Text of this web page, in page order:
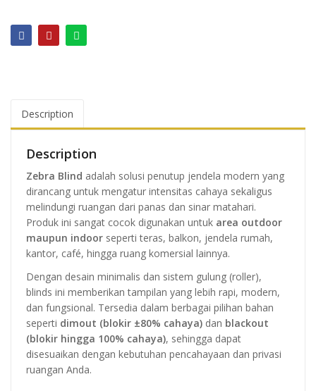
Description
Description
Zebra Blind adalah solusi penutup jendela modern yang
dirancang untuk mengatur intensitas cahaya sekaligus
melindungi ruangan dari panas dan sinar matahari.
Produk ini sangat cocok digunakan untuk area outdoor
maupun indoor seperti teras, balkon, jendela rumah,
kantor, café, hingga ruang komersial lainnya.
Dengan desain minimalis dan sistem gulung (roller),
blinds ini memberikan tampilan yang lebih rapi, modern,
dan fungsional. Tersedia dalam berbagai pilihan bahan
seperti dimout (blokir ±80% cahaya) dan blackout
(blokir hingga 100% cahaya), sehingga dapat
disesuaikan dengan kebutuhan pencahayaan dan privasi
ruangan Anda.